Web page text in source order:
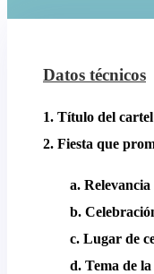
Datos técnicos
1. Título del
2. Fiesta que
a. Relevancia
b.
c. Lugar de
d. Tema de